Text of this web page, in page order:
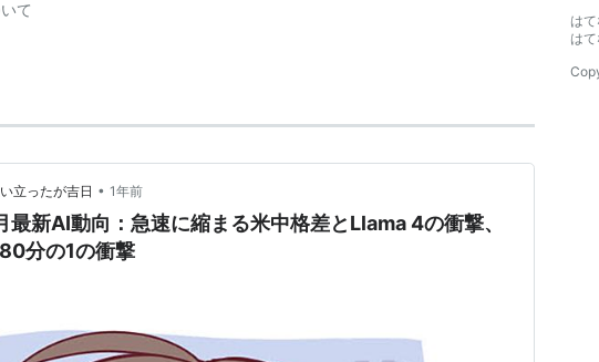
て
立ったが吉日 • 1年前
新AI動向：急速に縮まる米中格差とLlama 4の衝撃、
分の1の衝撃
は
は